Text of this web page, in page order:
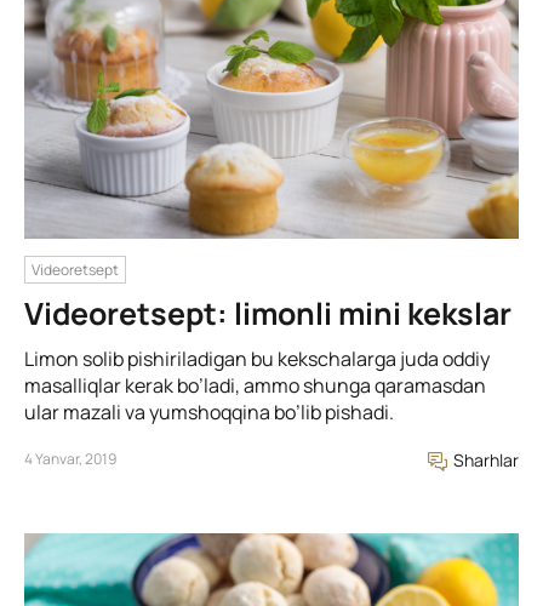
Videoretsept
Videoretsept: limonli mini kekslar
Limon solib pishiriladigan bu kekschalarga juda oddiy
masalliqlar kerak bo’ladi, ammo shunga qaramasdan
ular mazali va yumshoqqina bo’lib pishadi.
4 Yanvar, 2019 Sharhlar